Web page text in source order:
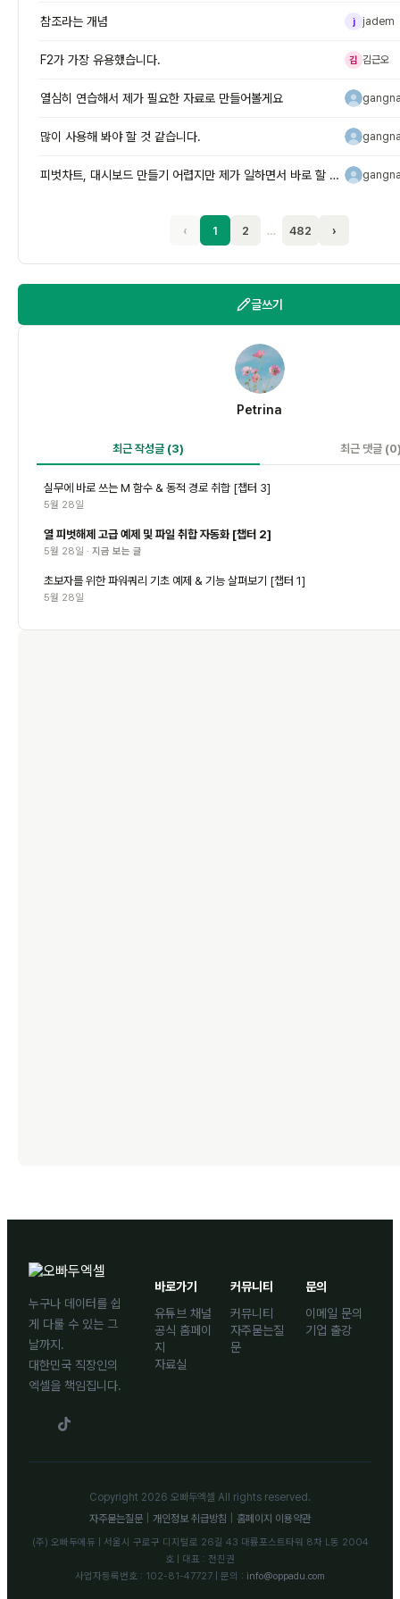
참조라는 개념 j jadem
F2가 가장 유용했습니다. 김 김근오
열심히 연습해서 제가 필요한 자료로 만들어볼게요 g
많이 사용해 봐야 할 것 같습니다. g
피벗차트, 대시보드 만들기 어렵지만 제가 일하면서 바로 할 줄 알아야 하 g
‹ 1 2 … 482 ›
글쓰기
P
Petrina
최근 작성글 (3) 최근 댓글
실무에 바로 쓰는 M 함수 & 동적 경로 취합 [챕터 3]
5월 28일
열 피벗해제 고급 예제 및 파일 취합 자동화 [챕터 2]
5월 28일 · 지금 보는 글
초보자를 위한 파워쿼리 기초 예제 & 기능 살펴보기 [챕터 1]
5월 28일
누구나 데이터를 쉽
게 다룰 수 있는 그
날까지.
대한민국 직장인의
엑셀을 책임집니다.
바로가기
유튜브 채널
공식 홈페이
지
자료실
커뮤니티
커뮤니티
자주묻는질
문
문의
이메일 문의
기업 출강
Copyright 2026 오빠두엑셀 All rights reserved.
자주묻는질문
개인정보 취급방침 홈페이지 이용약관
(주) 오빠두에듀 | 서울시 구로구 디지털로 26길 43 대륭포스트타워 8차 L동 2004
호 | 대표 : 전진권
사업자등록번호 : 102-81-47727 | 문의 : info@oppadu.com